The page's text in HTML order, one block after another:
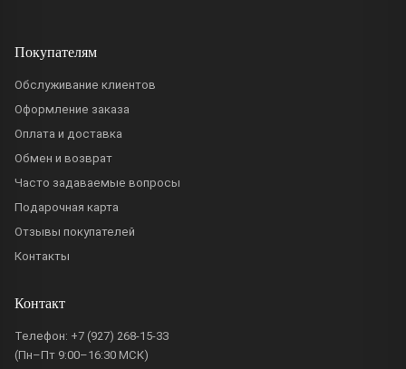
Покупателям
Обслуживание клиентов
Оформление заказа
Оплата и доставка
Обмен и возврат
Часто задаваемые вопросы
Подарочная карта
Отзывы покупателей
Контакты
Контакт
Телефон: +7 (927) 268-15-33
(Пн–Пт 9:00–16:30 МСК)